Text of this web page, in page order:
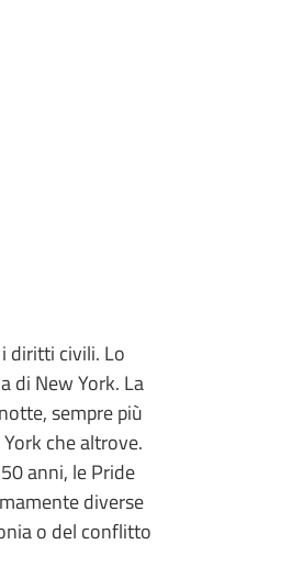
diritti civili. Lo
di New York. La
sempre più
che altrove.
anni, le Pride
diverse
o del conflitto